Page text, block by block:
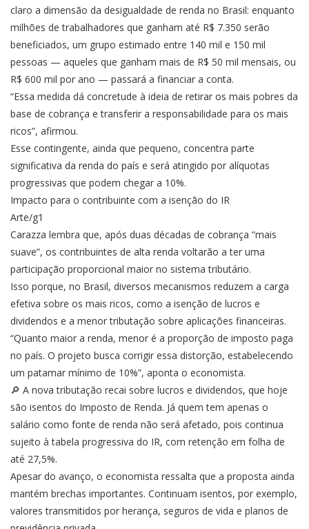
claro a dimensão da desigualdade de renda no Brasil: enquanto
milhões de trabalhadores que ganham até R$ 7.350 serão
beneficiados, um grupo estimado entre 140 mil e 150 mil
pessoas — aqueles que ganham mais de R$ 50 mil mensais, ou
R$ 600 mil por ano — passará a financiar a conta.
“Essa medida dá concretude à ideia de retirar os mais pobres da
base de cobrança e transferir a responsabilidade para os mais
ricos”, afirmou.
Esse contingente, ainda que pequeno, concentra parte
significativa da renda do país e será atingido por alíquotas
progressivas que podem chegar a 10%.
Impacto para o contribuinte com a isenção do IR
Arte/g1
Carazza lembra que, após duas décadas de cobrança “mais
suave”, os contribuintes de alta renda voltarão a ter uma
participação proporcional maior no sistema tributário.
Isso porque, no Brasil, diversos mecanismos reduzem a carga
efetiva sobre os mais ricos, como a isenção de lucros e
dividendos e a menor tributação sobre aplicações financeiras.
“Quanto maior a renda, menor é a proporção de imposto paga
no país. O projeto busca corrigir essa distorção, estabelecendo
um patamar mínimo de 10%”, aponta o economista.
🔎 A nova tributação recai sobre lucros e dividendos, que hoje
são isentos do Imposto de Renda. Já quem tem apenas o
salário como fonte de renda não será afetado, pois continua
sujeito à tabela progressiva do IR, com retenção em folha de
até 27,5%.
Apesar do avanço, o economista ressalta que a proposta ainda
mantém brechas importantes. Continuam isentos, por exemplo,
valores transmitidos por herança, seguros de vida e planos de